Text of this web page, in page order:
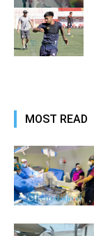
MOST READ